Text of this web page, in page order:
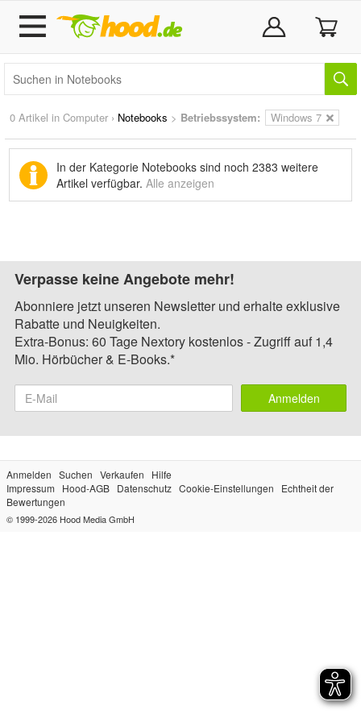
0 Artikel in Computer › Notebooks > Betriebssystem: Windows 7
In der Kategorie Notebooks sind noch 2383 weitere
Artikel verfügbar. Alle anzeigen
Verpasse keine Angebote mehr!
Abonniere jetzt unseren Newsletter und erhalte exklusive
Rabatte und Neuigkeiten.
Extra-Bonus: 60 Tage Nextory kostenlos - Zugriff auf 1,4
Mio. Hörbücher & E-Books.*
Anmelden
Anmelden Suchen Verkaufen
Hilfe
Impressum
Hood-AGB Datenschutz Cookie-Einstellungen
Echtheit der
Bewertungen
© 1999-2026 Hood Media GmbH